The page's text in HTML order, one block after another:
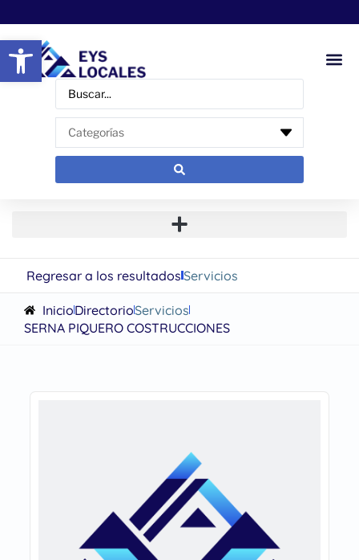
Abrir barra de herramientas
Regresar a los resultadosServicios
InicioDirectorioServicios
SERNA PIQUERO COSTRUCCIONES